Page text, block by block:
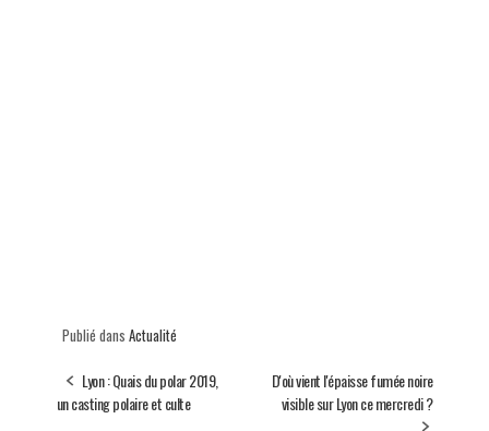
Publié dans Actualité
Lyon : Quais du polar 2019,
un casting polaire et culte
D'où vient l'épaisse fumée noire
visible sur Lyon ce mercredi ?